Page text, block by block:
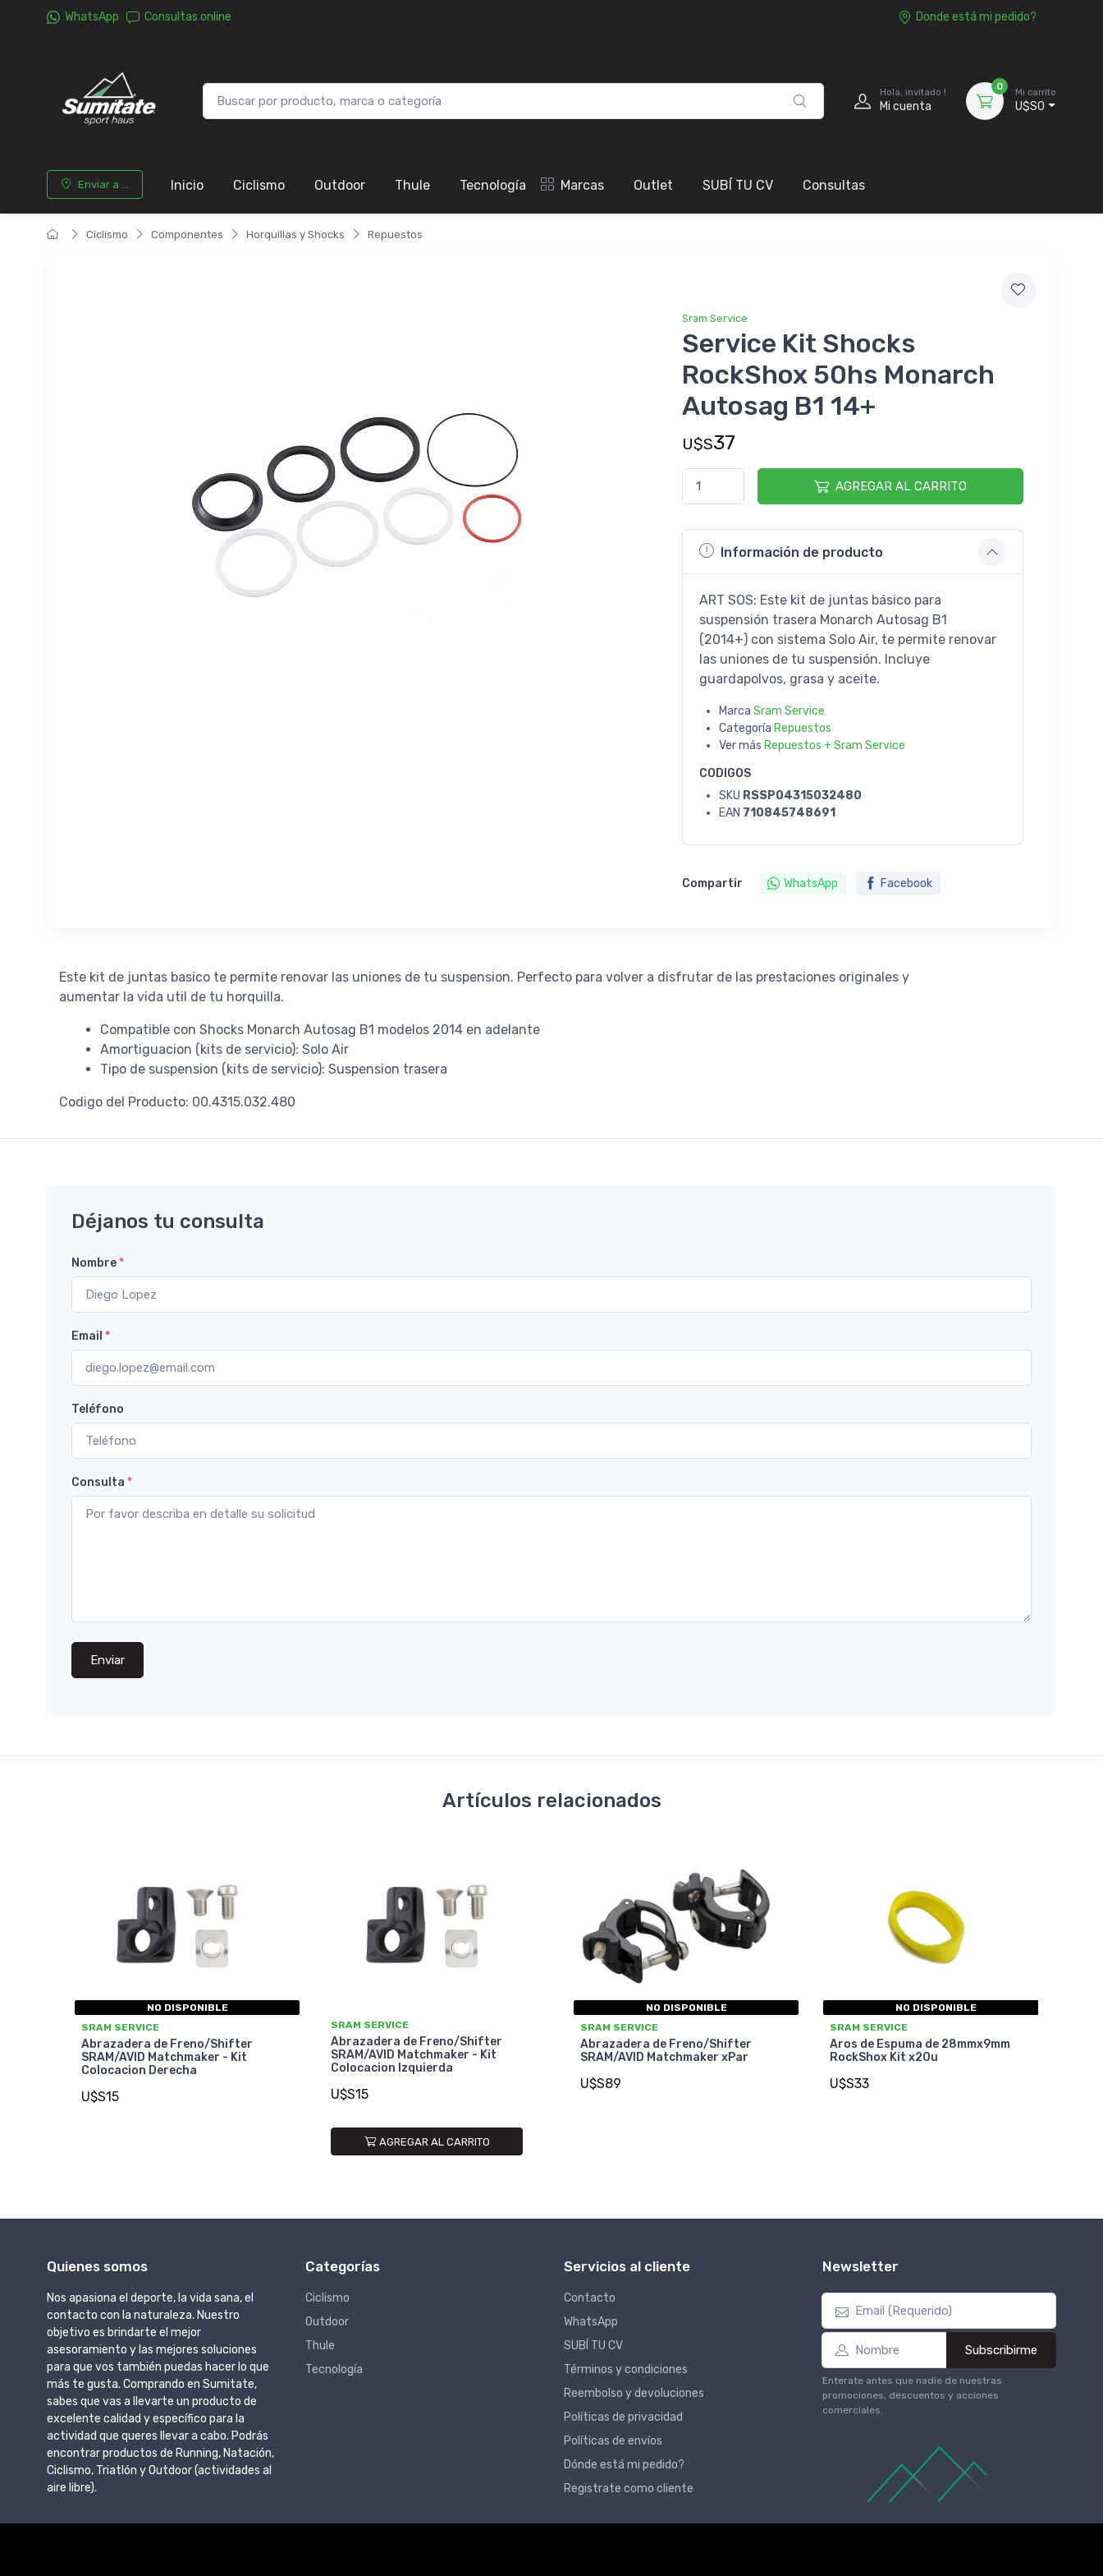
WhatsApp Consultas online Donde está mi pedido?
Hola, invitado !
Mi cuenta
0
Mi carrito
U$S0
Enviar a ... Inicio Ciclismo Outdoor Thule Tecnología Marcas Outlet SUBÍ TU CV Consultas
Ciclismo Componentes Horquillas y Shocks Repuestos
Sram Service
Service Kit Shocks
RockShox 50hs Monarch
Autosag B1 14+
U$S37
AGREGAR AL CARRITO
Información de producto
ART SOS: Este kit de juntas básico para
suspensión trasera Monarch Autosag B1
(2014+) con sistema Solo Air, te permite renovar
las uniones de tu suspensión. Incluye
guardapolvos, grasa y aceite.
Marca Sram Service
Categoría Repuestos
Ver más Repuestos + Sram Service
CODIGOS
SKU RSSP04315032480
EAN 710845748691
Compartir WhatsApp Facebook
Este kit de juntas basico te permite renovar las uniones de tu suspension. Perfecto para volver a disfrutar de las prestaciones originales y
aumentar la vida util de tu horquilla.
Compatible con Shocks Monarch Autosag B1 modelos 2014 en adelante
Amortiguacion (kits de servicio): Solo Air
Tipo de suspension (kits de servicio): Suspension trasera
Codigo del Producto: 00.4315.032.480
Déjanos tu consulta
Nombre*
Email *
Teléfono
Consulta *
Enviar
Artículos relacionados
NO DISPONIBLE
SRAM SERVICE
Abrazadera de Freno/Shifter
SRAM/AVID Matchmaker - Kit
Colocacion Derecha
U$S15
SRAM SERVICE
Abrazadera de Freno/Shifter
SRAM/AVID Matchmaker - Kit
Colocacion Izquierda
U$S15
AGREGAR AL CARRITO
NO DISPONIBLE
SRAM SERVICE
Abrazadera de Freno/Shifter
SRAM/AVID Matchmaker xPar
U$S89
NO DISPONIBLE
SRAM SERVICE
Aros de Espuma de 28mmx9mm
RockShox Kit x20u
U$S33
Quienes somos
Nos apasiona el deporte, la vida sana, el
contacto con la naturaleza. Nuestro
objetivo es brindarte el mejor
asesoramiento y las mejores soluciones
para que vos también puedas hacer lo que
más te gusta. Comprando en Sumitate,
sabes que vas a llevarte un producto de
excelente calidad y específico para la
actividad que queres llevar a cabo. Podrás
encontrar productos de Running, Natación,
Ciclismo, Triatlón y Outdoor (actividades al
aire libre).
Categorías
Ciclismo
Outdoor
Thule
Tecnología
Servicios al cliente
Contacto
WhatsApp
SUBÍ TU CV
Términos y condiciones
Reembolso y devoluciones
Políticas de privacidad
Políticas de envíos
Dónde está mi pedido?
Registrate como cliente
Newsletter
Subscribirme
Enterate antes que nadie de nuestras
promociones, descuentos y acciones
comerciales.